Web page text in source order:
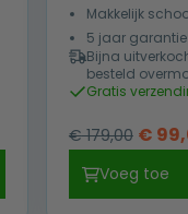
Makkelijk
5 jaar garantie
Bijna
besteld
Gratis
€179,00
was:
€
Voeg toe